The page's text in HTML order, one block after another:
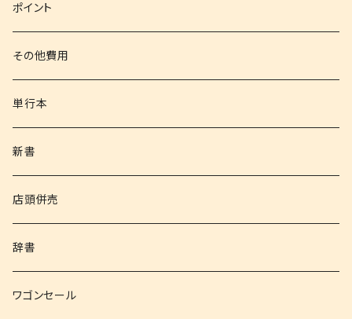
文庫
その他書籍
書籍以外
ポイント
その他費用
単行本
新書
店頭併売
辞書
ワゴンセール